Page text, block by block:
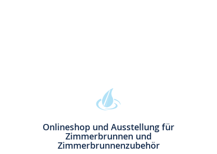
Onlineshop und Ausstellung für
Zimmerbrunnen und
Zimmerbrunnenzubehör